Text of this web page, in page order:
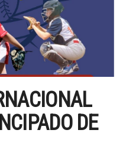
DE